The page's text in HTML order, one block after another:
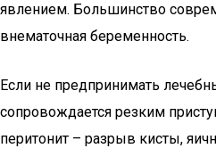
явлением. Большинство
внематочная беременность.
Если не предпринимать
сопровождается резким
перитонит – разрыв кисты,